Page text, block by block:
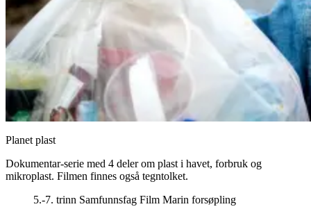
Planet plast
Dokumentar-serie med 4 deler om plast i havet, forbruk og
mikroplast. Filmen finnes også tegntolket.
5.-7. trinn Samfunnsfag Film Marin forsøpling